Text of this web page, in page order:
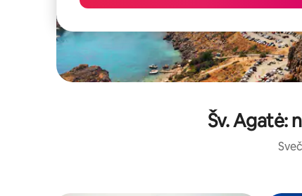
Šv. Agatė: